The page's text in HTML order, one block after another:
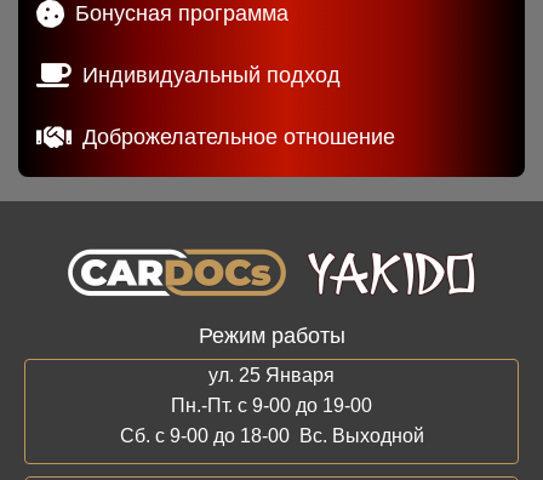
Бонусная программа
Индивидуальный подход
Доброжелательное отношение
Режим работы
ул. 25 Января
Пн.-Пт. с 9-00 до 19-00
Сб. с 9-00 до 18-00 Вс. Выходной